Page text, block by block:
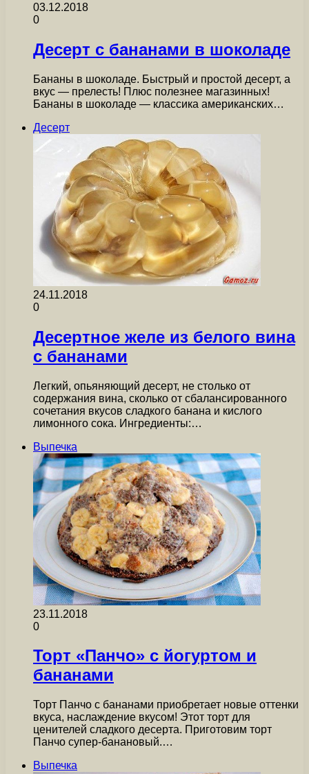
03.12.2018
0
Десерт с бананами в шоколаде
Бананы в шоколаде. Быстрый и простой десерт, а
вкус — прелесть! Плюс полезнее магазинных!
Бананы в шоколаде — классика американских…
Десерт
24.11.2018
0
Десертное желе из белого вина
с бананами
Легкий, опьяняющий десерт, не столько от
содержания вина, сколько от сбалансированного
сочетания вкусов сладкого банана и кислого
лимонного сока. Ингредиенты:…
Выпечка
23.11.2018
0
Торт «Панчо» с йогуртом и
бананами
Торт Панчо с бананами приобретает новые оттенки
вкуса, наслаждение вкусом! Этот торт для
ценителей сладкого десерта. Приготовим торт
Панчо супер-банановый.…
Выпечка